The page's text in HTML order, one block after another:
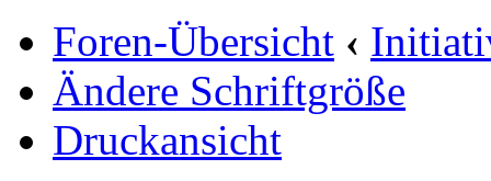
Foren-Übersicht ‹
Ändere Schriftgröße
Druckansicht